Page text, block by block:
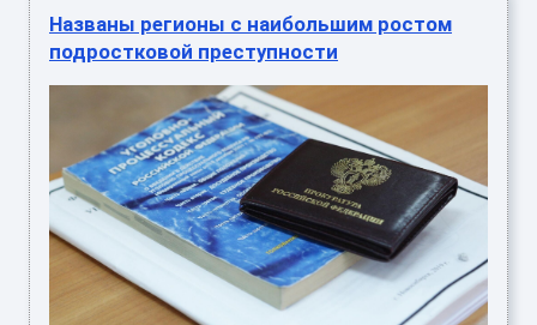
Названы регионы с наибольшим ростом
подростковой преступности